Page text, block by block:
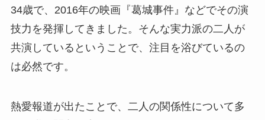
34歳で、2016年の映画『葛城事件』などでその演
技力を発揮してきました。そんな実力派の二人が
共演しているということで、注目を浴びているの
は必然です。
熱愛報道が出たことで、二人の関係性について多